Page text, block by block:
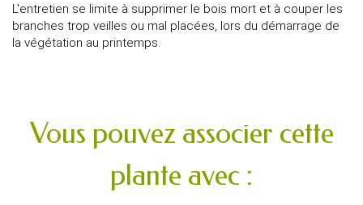
L'entretien se limite à supprimer le bois mort et à couper les
branches trop veilles ou mal placées, lors du démarrage de
la végétation au printemps.
Vous pouvez associer cette
plante avec :